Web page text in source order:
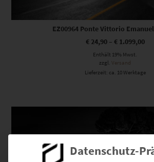
EZ00964 Ponte Vittorio
€24,90– €1.099,00
Enthält 19% Mwst.
zzgl. Versand
Lieferzeit: ca. 10 Werktage
Dieses Produkt weist mehrere Varianten auf. Die Optionen können auf der Produktseite gewählt werden
Datenschutz-